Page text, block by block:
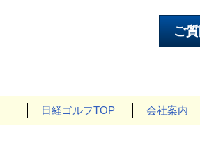
日経ゴルフTOP 会社案内